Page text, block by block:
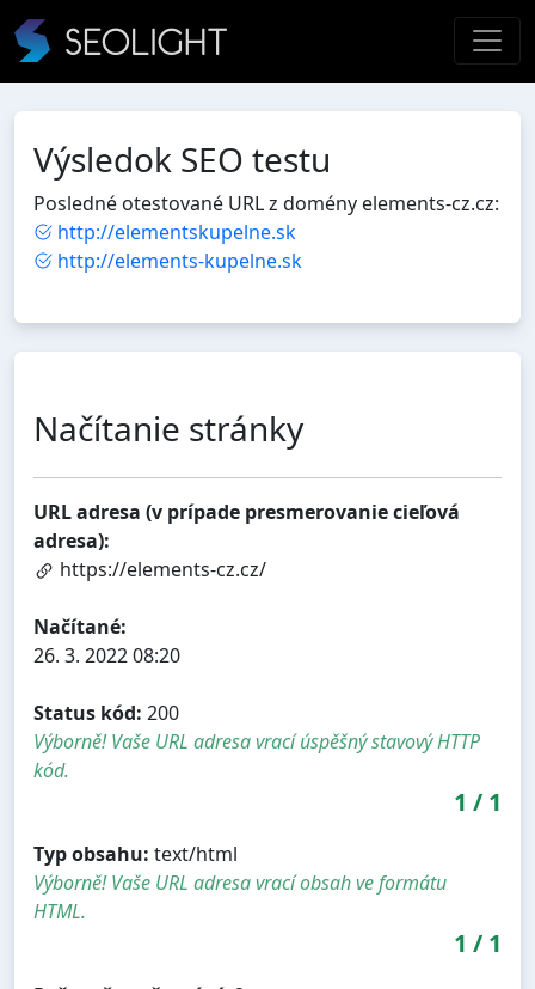
Výsledok SEO testu
Posledné otestované URL z domény elements-cz.cz:
http://elementskupelne.sk
http://elements-kupelne.sk
Načítanie stránky
URL adresa (v prípade presmerovanie cieľová
adresa):
https://elements-cz.cz/
Načítané:
26. 3. 2022 08:20
Status kód: 200
Výborně! Vaše URL adresa vrací úspěšný stavový HTTP
kód.
1 / 1
Typ obsahu: text/html
Výborně! Vaše URL adresa vrací obsah ve formátu
HTML.
1 / 1